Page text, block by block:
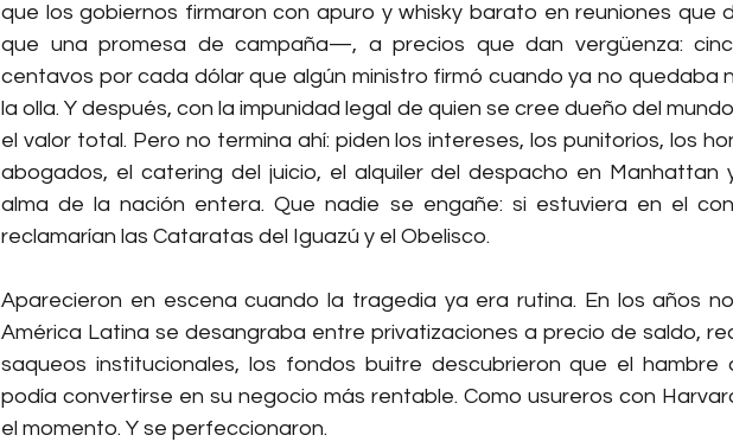
que los gobiernos firmaron con apuro y whisky barato en reuniones que
que una promesa de campaña—, a precios que dan vergüenza:
centavos por cada dólar que algún ministro firmó cuando ya no quedaba
la olla. Y después, con la impunidad legal de quien se cree dueño del
el valor total. Pero no termina ahí: piden los intereses, los punitorios, los
abogados, el catering del juicio, el alquiler del despacho en Manhattan
alma de la nación entera. Que nadie se engañe: si estuviera en el
reclamarían las Cataratas del Iguazú y el Obelisco.
Aparecieron en escena cuando la tragedia ya era rutina. En los años
América Latina se desangraba entre privatizaciones a precio de saldo,
saqueos institucionales, los fondos buitre descubrieron que el hambre
podía convertirse en su negocio más rentable. Como usureros con
el momento. Y se perfeccionaron.